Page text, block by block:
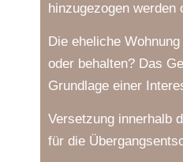
hinzugezogen werden
Die eheliche
oder behalten? Das
Grundlage einer
Versetzung innerhalb
für die